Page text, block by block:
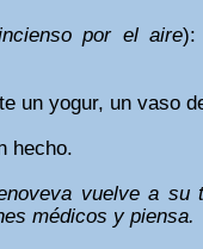
por el aire):
un yogur, un vaso
hecho.
vuelve a
médicos y piensa.